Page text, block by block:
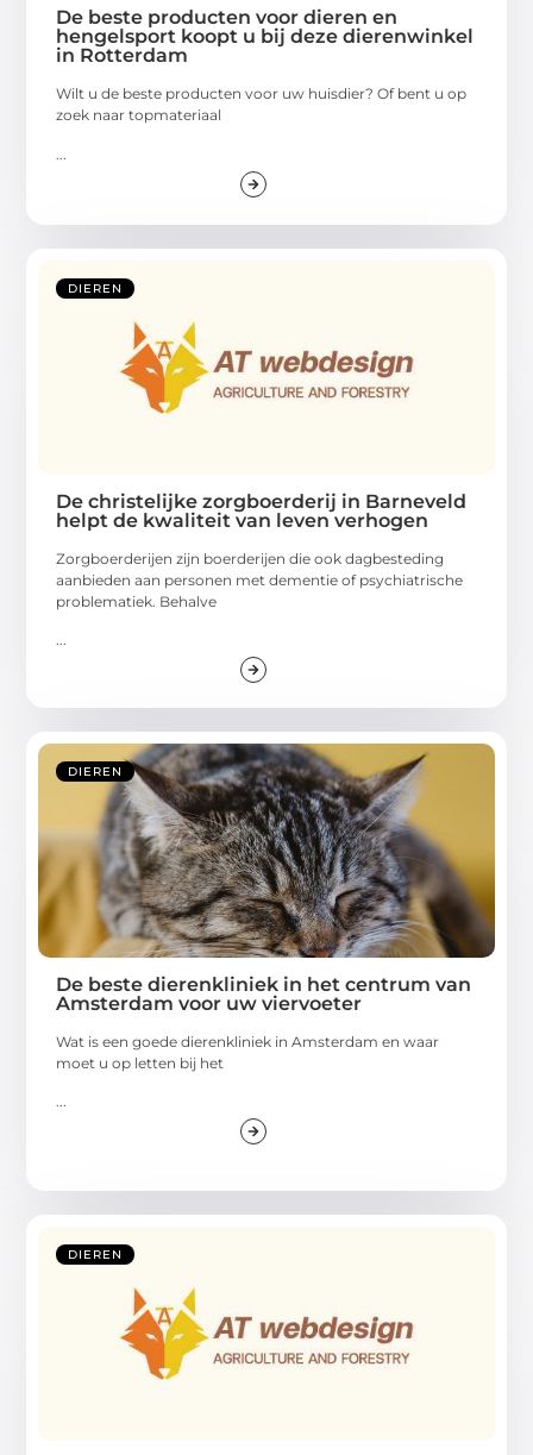
De beste producten voor dieren en
hengelsport koopt u bij deze dierenwinkel
in Rotterdam
Wilt u de beste producten voor uw huisdier? Of bent u op
zoek naar topmateriaal
DIEREN
De christelijke zorgboerderij in Barneveld
helpt de kwaliteit van leven verhogen
Zorgboerderijen zijn boerderijen die ook dagbesteding
aanbieden aan personen met dementie of psychiatrische
problematiek. Behalve
...
DIEREN
De beste dierenkliniek in het centrum van
Amsterdam voor uw viervoeter
Wat is een goede dierenkliniek in Amsterdam en waar
moet u op letten bij het
...
DIEREN